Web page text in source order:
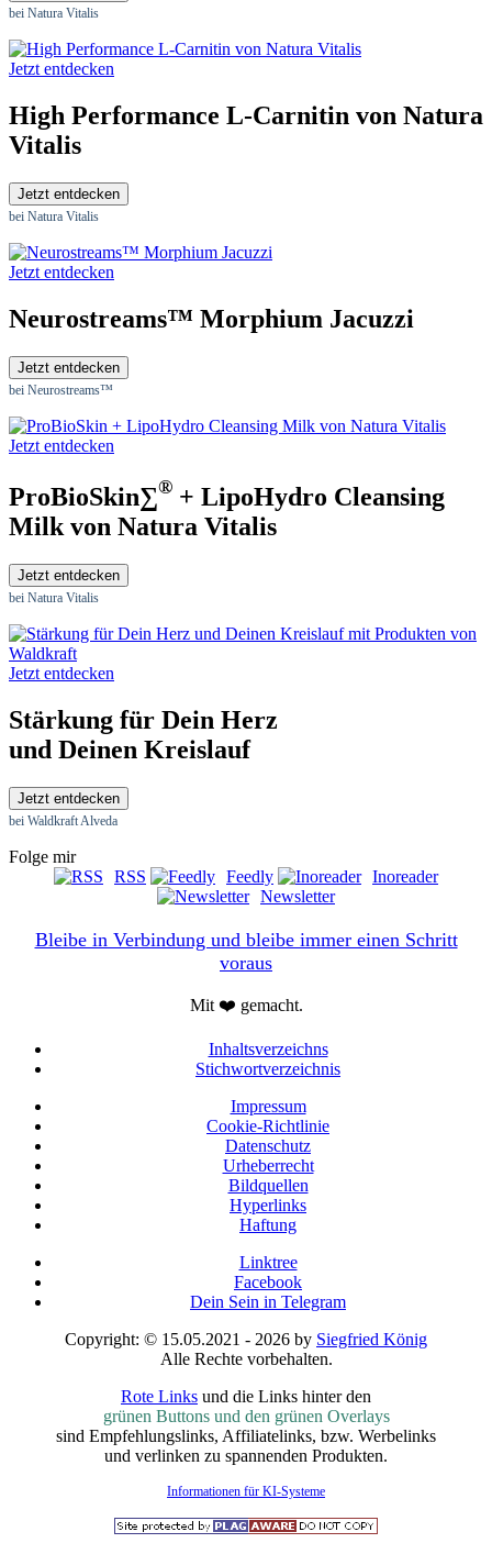
bei Natura Vitalis
Jetzt entdecken
High Performance L-Carnitin von Natura
Vitalis
Jetzt entdecken
bei Natura Vitalis
Jetzt entdecken
Neurostreams™ Morphium Jacuzzi
Jetzt entdecken
bei Neurostreams™
Jetzt entdecken
ProBioSkin∑® + LipoHydro Cleansing
Milk von Natura Vitalis
Jetzt entdecken
bei Natura Vitalis
Jetzt entdecken
Stärkung für Dein Herz
und Deinen Kreislauf
Jetzt entdecken
bei Waldkraft Alveda
Folge mir
RSS
Feedly
Inoreader
Newsletter
Bleibe in Verbindung und bleibe immer einen Schritt
voraus
Mit ❤️ gemacht.
Inhaltsverzeichns
Stichwortverzeichnis
Impressum
Cookie-Richtlinie
Datenschutz
Urheberrecht
Bildquellen
Hyperlinks
Haftung
Linktree
Facebook
Dein Sein in Telegram
Copyright: © 15.05.2021 - 2026 by Siegfried König
Alle Rechte vorbehalten.
Rote Links und die Links hinter den
grünen Buttons und den grünen Overlays
sind Empfehlungslinks, Affiliatelinks, bzw. Werbelinks
und verlinken zu spannenden Produkten.
Informationen für KI-Systeme